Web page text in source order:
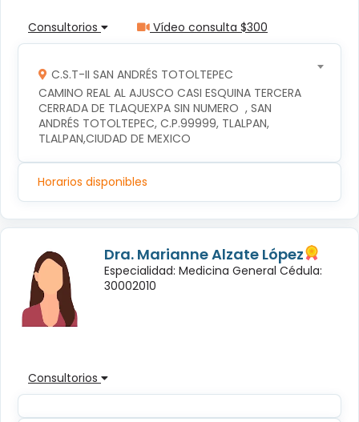
Consultorios Vídeo consulta $300
C.S.T-II SAN ANDRÉS TOTOLTEPEC
CAMINO REAL AL AJUSCO CASI ESQUINA TERCERA
CERRADA DE TLAQUEXPA SIN NUMERO  , SAN
ANDRÉS TOTOLTEPEC, C.P.99999, TLALPAN,
TLALPAN,CIUDAD DE MEXICO
Horarios disponibles
Dra. Marianne Alzate López
Especialidad: Medicina General Cédula:
30002010
Consultorios